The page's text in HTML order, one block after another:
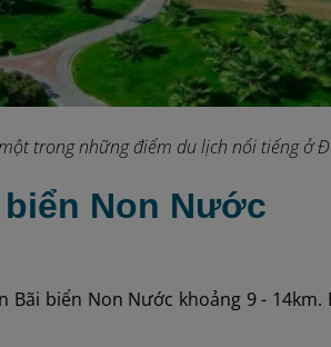
trong những điểm du lịch nổi tiếng ở
Non Nước
Bãi biển Non Nước khoảng 9 -